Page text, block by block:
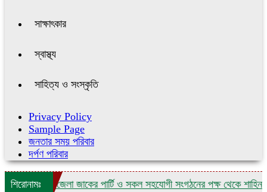
সাক্ষাৎকার
স্বাস্থ্য
সাহিত্য ও সংস্কৃতি
Privacy Policy
Sample Page
জনতার সময় পরিবার
দর্পণ পরিবার
শিরোনামঃ
নরসিংদী জেলা জাকের পার্টি ও সকল সহযোগী সংগঠনের পক্ষ থেকে শাহিন